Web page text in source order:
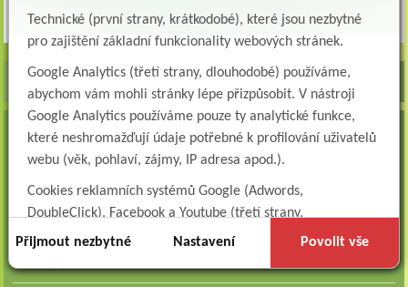
VOLNÁ MÍSTA
Lékař oddělení následné a dlouhodobé péče (LDN)
Albertinum, odborný léčebný ústav, Žamberk přijme do pracovního poměru: Lékaře na
oddělení následné a dlouhodobé lůžkové...
Albertinum, odborný léčebný ústav, Žamberkpřijme do pracovního poměru: Lékaře na
Technické (první strany, krátkodobé), které jsou nezbytné
pro zajištění základní funkcionality webových stránek.
Google Analytics (třetí strany, dlouhodobé) používáme,
abychom vám mohli stránky lépe přizpůsobit. V nástroji
Google Analytics používáme pouze ty analytické funkce,
které neshromažďují údaje potřebné k profilování uživatelů
webu (věk, pohlaví, zájmy, IP adresa apod.).
Cookies reklamních systémů Google (Adwords,
DoubleClick), Facebook a Youtube (třetí strany,
dlouhodobé). Tyto
cookiesslouží k marketingovému
například prostřednictvím personalizované reklamy na
Přijmout nezbytné Nastavení Povolit vše